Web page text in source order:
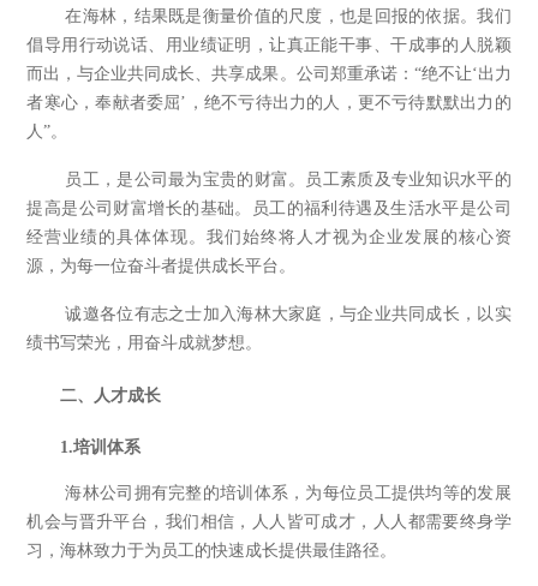
在海林，结果既是衡量价值的尺度，也是回报的依据。我们
倡导用行动说话、用业绩证明，让真正能干事、干成事的人脱颖
而出，与企业共同成长、共享成果。公司郑重承诺：“绝不让‘出力
者寒心，奉献者委屈’，绝不亏待出力的人，更不亏待默默出力的
人”。
员工，是公司最为宝贵的财富。员工素质及专业知识水平的
提高是公司财富增长的基础。员工的福利待遇及生活水平是公司
经营业绩的具体体现。我们始终将人才视为企业发展的核心资
源，为每一位奋斗者提供成长平台。
诚邀各位有志之士加入海林大家庭，与企业共同成长，以实
绩书写荣光，用奋斗成就梦想。
二、人才成长
1.培训体系
海林公司拥有完整的培训体系，为每位员工提供均等的发展
机会与晋升平台，我们相信，人人皆可成才，人人都需要终身学
习，海林致力于为员工的快速成长提供最佳路径。